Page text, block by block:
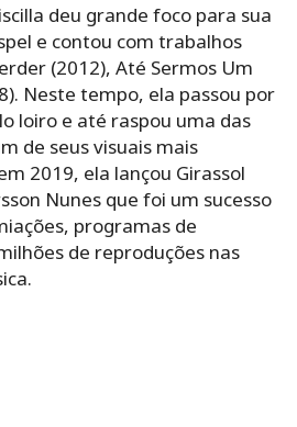
deu grande foco para sua
e contou com trabalhos
(2012), Até Sermos Um
Neste tempo, ela passou por
loiro e até raspou uma das
de seus visuais mais
2019, ela lançou Girassol
Nunes que foi um sucesso
programas de
de reproduções nas